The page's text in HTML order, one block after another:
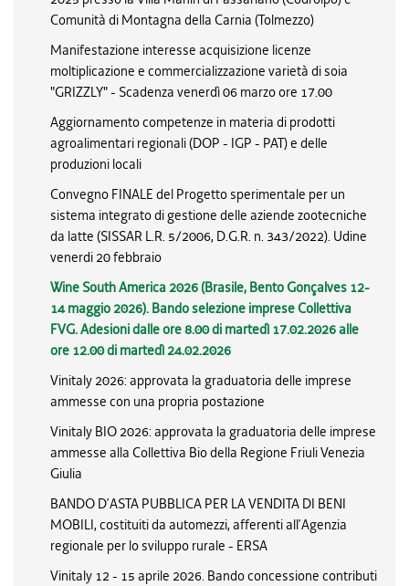
Comunità di Montagna della Carnia (Tolmezzo)
Manifestazione interesse acquisizione licenze
moltiplicazione e commercializzazione varietà di soia
"GRIZZLY" - Scadenza venerdì 06 marzo ore 17.00
Aggiornamento competenze in materia di prodotti
agroalimentari regionali (DOP - IGP - PAT) e delle
produzioni locali
Convegno FINALE del Progetto sperimentale per un
sistema integrato di gestione delle aziende zootecniche
da latte (SISSAR L.R. 5/2006, D.G.R. n. 343/2022). Udine
venerdi 20 febbraio
Wine South America 2026 (Brasile, Bento Gonçalves 12-
14 maggio 2026). Bando selezione imprese Collettiva
FVG. Adesioni dalle ore 8.00 di martedì 17.02.2026 alle
ore 12.00 di martedì 24.02.2026
Vinitaly 2026: approvata la graduatoria delle imprese
ammesse con una propria postazione
Vinitaly BIO 2026: approvata la graduatoria delle imprese
ammesse alla Collettiva Bio della Regione Friuli Venezia
Giulia
BANDO D’ASTA PUBBLICA PER LA VENDITA DI BENI
MOBILI, costituiti da automezzi, afferenti all’Agenzia
regionale per lo sviluppo rurale - ERSA
Vinitaly 12 - 15 aprile 2026. Bando concessione contributi